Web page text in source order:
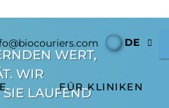
DE
FÜR KLINIKEN
WERT,
WIR
LAUFEND